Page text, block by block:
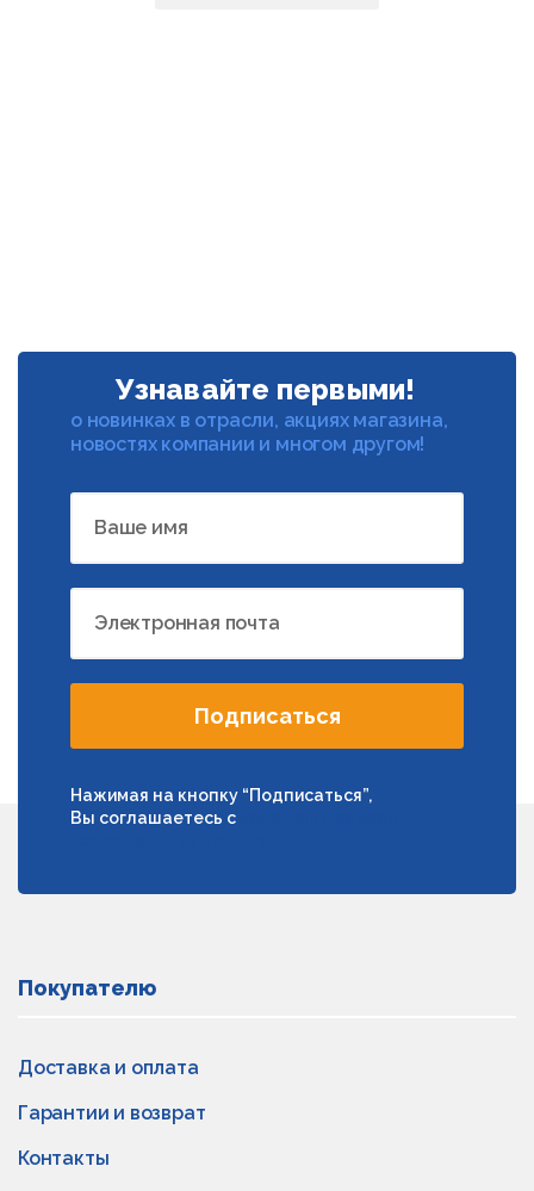
Узнавайте первыми!
о новинках в отрасли, акциях магазина,
новостях компании и многом другом!
Ваше имя
Электронная почта
Подписаться
Нажимая на кнопку “Подписаться”,
Вы соглашаетесь с
Покупателю
Доставка и оплата
Гарантии и возврат
Контакты